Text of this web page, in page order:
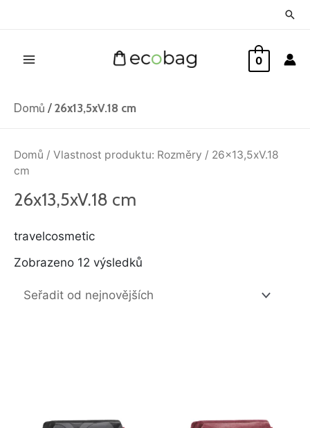
0
Domů / 26x13,5xV.18 cm
Domů / Vlastnost produktu: Rozměry / 26x13,5xV.18
cm
26x13,5xV.18 cm
travelcosmetic
Zobrazeno 12 výsledků
nejnovějších